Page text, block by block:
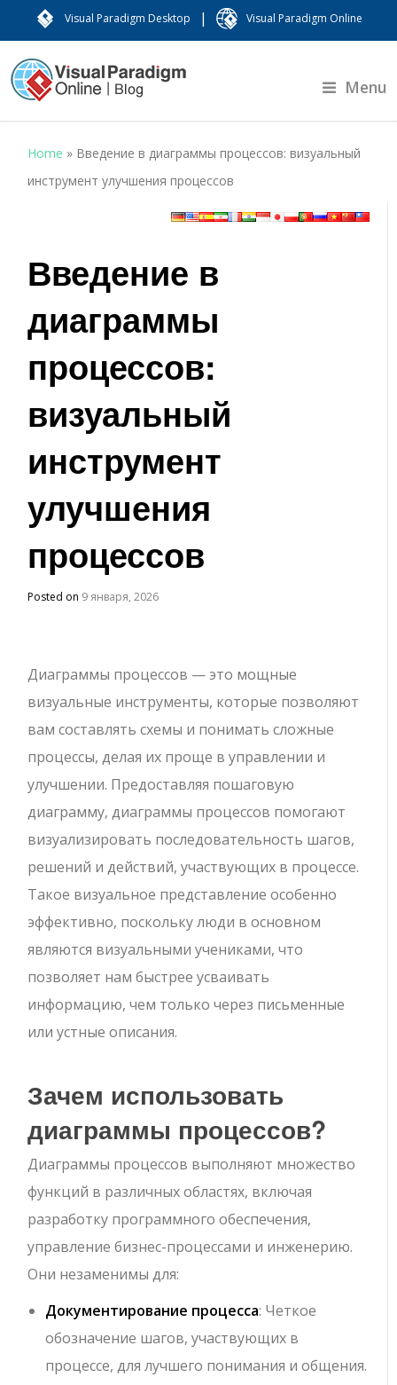
Visual Paradigm Desktop | Visual Paradigm Online
Menu
Home » Введение в диаграммы процессов: визуальный
инструмент улучшения процессов
Введение в
диаграммы
процессов:
визуальный
инструмент
улучшения
процессов
Posted on 9 января, 2026
Диаграммы процессов — это мощные
визуальные инструменты, которые позволяют
вам составлять схемы и понимать сложные
процессы, делая их проще в управлении и
улучшении. Предоставляя пошаговую
диаграмму, диаграммы процессов помогают
визуализировать последовательность шагов,
решений и действий, участвующих в процессе.
Такое визуальное представление особенно
эффективно, поскольку люди в основном
являются визуальными учениками, что
позволяет нам быстрее усваивать
информацию, чем только через письменные
или устные описания.
Зачем использовать
диаграммы процессов?
Диаграммы процессов выполняют множество
функций в различных областях, включая
разработку программного обеспечения,
управление бизнес-процессами и инженерию.
Они незаменимы для:
Документирование процесса: Четкое
обозначение шагов, участвующих в
процессе, для лучшего понимания и общения.